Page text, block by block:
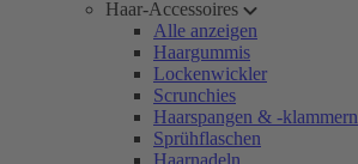
Haar-Accessoires
Alle anzeigen
Haargummis
Lockenwickler
Scrunchies
Haarspangen & -klammern
Sprühflaschen
Haarnadeln